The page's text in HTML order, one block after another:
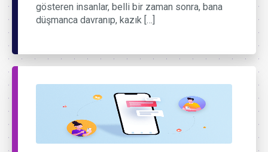
gösteren insanlar, belli bir zaman sonra, bana
düşmanca davranıp, kazık […]